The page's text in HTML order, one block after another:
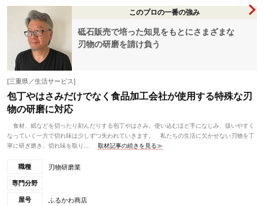
このプロの一番の強み
砥石販売で培った知見をもとにさまざまな
刃物の研磨を請け負う
[三重県／生活サービス]
包丁やはさみだけでなく食品加工会社が使用する特殊な刃
物の研磨に対応
食材、紙などを切ったり刻んだりする包丁やはさみ。使い込むほど手になじみ、扱いやすく
なっていく一方で切れ味は少しずつ失われていきます。 私たちの生活に欠かせない刃物を丁
寧に研ぎ磨き、切れ味を取り...
取材記事の続きを見る≫
職種 刃物研磨業
専門分野
屋号 ふるかわ商店